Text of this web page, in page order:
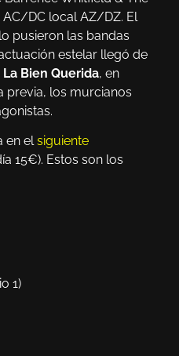
DC local AZ/DZ. El
pusieron las bandas
estelar llegó de
La Bien Querida, en
previa, los murcianos
en elsiguiente
15€). Estos son los
1)